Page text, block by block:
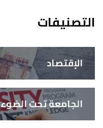
التصنيفات
الإقتصاد
الجامعة تحت الضوء